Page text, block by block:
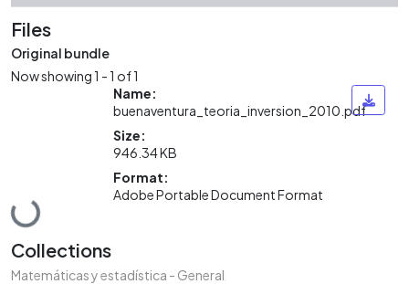
Files
Original bundle
Now showing1 - 1 of 1
Loading...
Name:
buenaventura_teoria_inversion_2010.pdf
Size:
946.34 KB
Format:
Adobe Portable Document Format
Collections
Matemáticas y estadística - General